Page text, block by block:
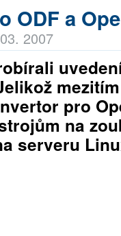
ODF a
2007
pro
na
serveru